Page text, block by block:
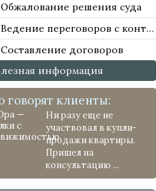
Обжалование решения суда
Ведение переговоров с контрагентами
Составление договоров
информация
говорят клиенты:
Ни разу еще не
участвовал в купли-
продажи квартиры.
Пришел на
консультацию ...